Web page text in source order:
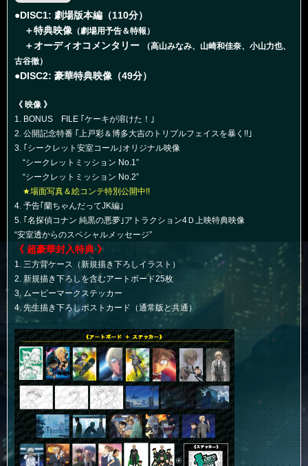
●DISC1: 劇場版本編（110分）
＋特典映像（劇場用予告＆特報）
＋オーディオコメンタリー
（高山みなみ、山崎和佳奈、小山力也、
古谷徹）
●DISC2: 豪華特典映像（49分）
《 映像 》
1. BONUS FILE ｢ケーキが溶けた！｣
2. 公開記念特番 ｢上戸彩＆博多大吉のトリプルフェイスを暴く!!｣
3. ｢シークレット安室コール｣オリジナル映像
“シークレットミッション No.1”
“シークレットミッション No.2”
★場面写真＆絵コンテ特別公開中!!
4. 予告｢蘭ちゃんだってJK編｣
5. ｢名探偵コナン 純黒の悪夢｣アトラクション4Ｄ上映特典映像
“安室透からのスペシャルメッセージ”
《 超豪華封入特典 》
1. 三方背ケース（新規描き下ろしイラスト）
2. 新規描き下ろしを含むアートボード25枚
3. ムービーマークステッカー
4. 先生描き下ろしポストカード（通常版と共通）